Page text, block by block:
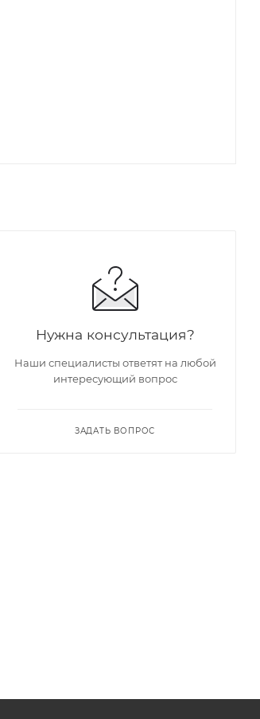
Нужна консультация?
Наши специалисты ответят на любой
интересующий вопрос
ЗАДАТЬ ВОПРОС